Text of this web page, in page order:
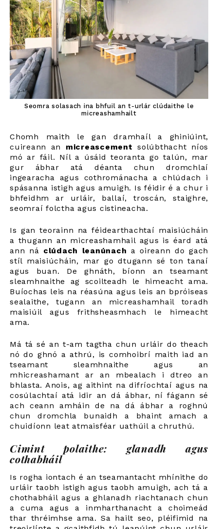
Seomra solasach ina bhfuil an t-urlár clúdaithe le
micreashamhailt
Chomh maith le gan dramhaíl a ghiniúint,
cuireann an micreascement solúbthacht níos
mó ar fáil. Níl a úsáid teoranta go talún, mar
gur ábhar atá déanta chun dromchlaí
ingearacha agus cothrománacha a chlúdach i
spásanna istigh agus amuigh. Is féidir é a chur i
bhfeidhm ar urláir, ballaí, troscán, staighre,
seomraí folctha agus cistineacha.
Is gan teorainn na féidearthachtaí maisiúcháin
a thugann an micreashamhail agus is éard atá
ann ná clúdach leanúnach a oireann do gach
stíl maisiúcháin, mar go dtugann sé ton tanaí
agus buan. De ghnáth, bíonn an tseamant
sleamhnaithe ag scoilteadh le himeacht ama.
Buíochas leis na réasúna agus leis an bpróiseas
sealaithe, tugann an micreashamhail toradh
maisiúil agus frithsheasmhach le himeacht
ama.
Má tá sé an t-am tagtha chun urláir do theach
nó do ghnó a athrú, is comhoibrí maith iad an
tseamant sleamhnaithe agus an
mhicreashamant ar an mbealach i dtreo an
bhlasta. Anois, ag aithint na difríochtaí agus na
cosúlachtaí atá idir an dá ábhar, ní fágann sé
ach ceann amháin de na dá ábhar a roghnú
chun dromchla bunaidh a bhaint amach a
chuidíonn leat atmaisféar uathúil a chruthú.
Cimint polaithe: glanadh agus
cothabháil
Is rogha iontach é an tseamantacht mhínithe do
urláir taobh istigh agus taobh amuigh, ach tá a
chothabháil agus a ghlanadh riachtanach chun
a cuma agus a inmharthanacht a choimeád
thar thréimhse ama. Sa hailt seo, pléifimid na